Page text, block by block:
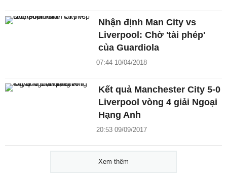
Nhận định Man City vs
Liverpool: Chờ 'tài phép'
của Guardiola
07:44 10/04/2018
Kết quả Manchester City 5-0
Liverpool vòng 4 giải Ngoại
Hạng Anh
20:53 09/09/2017
Xem thêm